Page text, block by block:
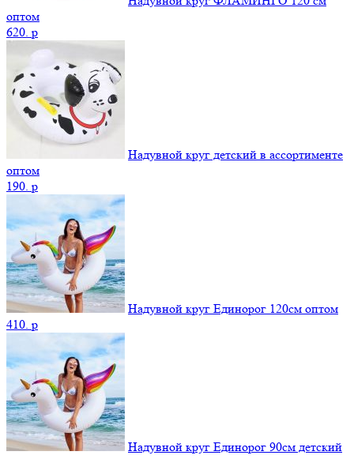
оптом
620. p
Надувной круг детский в ассортименте
оптом
190. p
Надувной круг Единорог 120см оптом
410. p
Надувной круг Единорог 90см детский